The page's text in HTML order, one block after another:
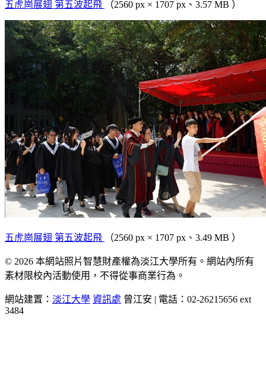
五虎崗展翅 第五波起飛 （2560 px × 1707 px、3.57 MB ）
五虎崗展翅 第五波起飛 （2560 px × 1707 px、3.49 MB ）
© 2026 本網站照片智慧財產權為淡江大學所有。網站內所有
素材限校內活動使用，不得從事商業行為。
網站建置： 淡江大學 資訊處 曾江安 | 電話：02-26215656 ext
3484